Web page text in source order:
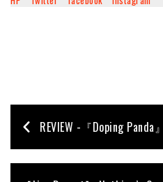
REVIEW -『Doping Panda